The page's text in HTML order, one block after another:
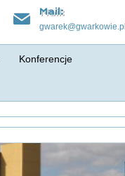
Mail:
gwarek@gwarkowie.pl
Konferencje